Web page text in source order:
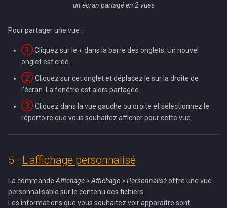
un écran partagé en 2 vues
Pour partager une vue :
①Cliquez sur le+dans la barre des onglets. Un nouvel
onglet est créé.
②Cliquez sur cet onglet et déplacez le sur la droite de
l'écran. La fenêtre est alors partagée.
③Cliquez dans la vue gauche ou droite et sélectionnez le
répertoire que vous souhaitez afficher pour cette vue.
5 - L'affichage personnalisé
La commande Affichage > Affichage > Personnaliséoffre une vue
personnalisable sur le contenu des fichiers.
Les informations que vous souhaitez voir apparaître sont